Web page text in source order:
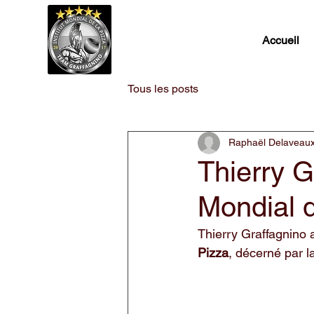
Accueil
Tous les posts
Thierry
Mondial
Raphaël
Thierry Graffagnino
Pizza, décerné par